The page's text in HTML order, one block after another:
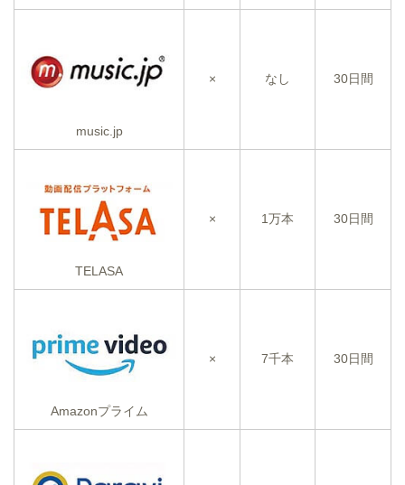
music.jp
× なし 30日間
TELASA
× 1万本 30日間
Amazonプライム
× 7千本 30日間